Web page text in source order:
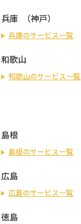
兵庫 （神戸）
兵庫のサービス一覧
和歌山
和歌山のサービス一覧
島根
島根のサービス一覧
広島
広島のサービス一覧
徳島